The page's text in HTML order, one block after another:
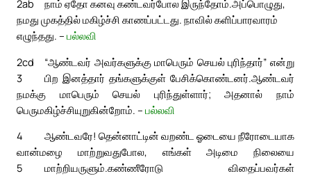
நாம் ஏதோ கனவு கண்டவர்போல இருந்தோம்.
2ab
அப்பொழுது,
நமது முகத்தில் மகிழ்ச்சி காணப்பட்டது. நாவில் களிப்பாரவாரம்
எழுந்தது. – பல்லவி
2cd
“ஆண்டவர் அவர்களுக்கு மாபெரும் செயல் புரிந்தார்” என்று
பிற இனத்தார் தங்களுக்குள் பேசிக்கொண்டனர்.
3
ஆண்டவர்
நமக்கு மாபெரும் செயல் புரிந்துள்ளார்; அதனால் நாம்
பெருமகிழ்ச்சியுறுகின்றோம். – பல்லவி
4
ஆண்டவரே! தென்னாட்டின் வறண்ட ஓடையை நீரோடையாக
வான்மழை மாற்றுவதுபோல, எங்கள் அடிமை நிலையை
மாற்றியருளும்.
5
கண்ணீரோடு விதைப்பவர்கள்